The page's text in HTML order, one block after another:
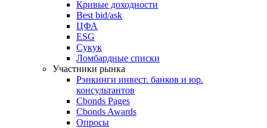
Кривые доходности
Best bid/ask
ЦФА
ESG
Сукук
Ломбардные списки
Участники рынка
Рэнкинги инвест. банков и юр.
консультантов
Cbonds Pages
Cbonds Awards
Опросы